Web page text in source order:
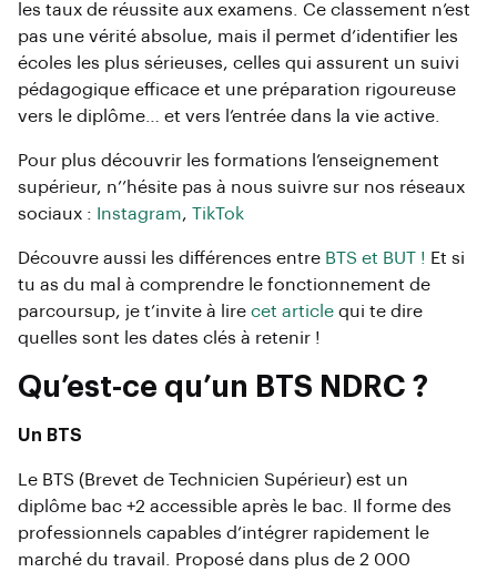
les taux de réussite aux examens. Ce classement n’est
pas une vérité absolue, mais il permet d’identifier les
écoles les plus sérieuses, celles qui assurent un suivi
pédagogique efficace et une préparation rigoureuse
vers le diplôme… et vers l’entrée dans la vie active.
Pour plus découvrir les formations l’enseignement
supérieur, n’’hésite pas à nous suivre sur nos réseaux
sociaux :
Instagram, TikTok
Découvre aussi les différences entre BTS et BUT ! Et si
tu as du mal à comprendre le fonctionnement de
parcoursup, je t’invite à lire cet article qui te dire
quelles sont les dates clés à retenir !
Qu’est-ce qu’un BTS NDRC ?
Un BTS
Le BTS (Brevet de Technicien Supérieur) est un
diplôme bac +2 accessible après le bac. Il forme des
professionnels capables d’intégrer rapidement le
marché du travail. Proposé dans plus de 2 000